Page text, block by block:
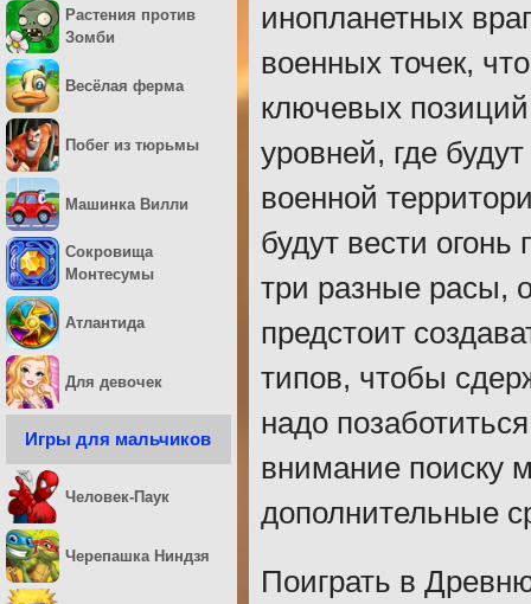
инопланетных
военных точек,
ключевых
уровней, где
военной
будут вести
три разные расы,
предстоит
типов, чтобы
надо
внимание поиску
дополнительные
Поиграть в
Растения против
Зомби
Весёлая ферма
Побег из тюрьмы
Машинка Вилли
Сокровища
Монтесумы
Атлантида
Для девочек
Игры для мальчиков
Человек-Паук
Черепашка Ниндзя